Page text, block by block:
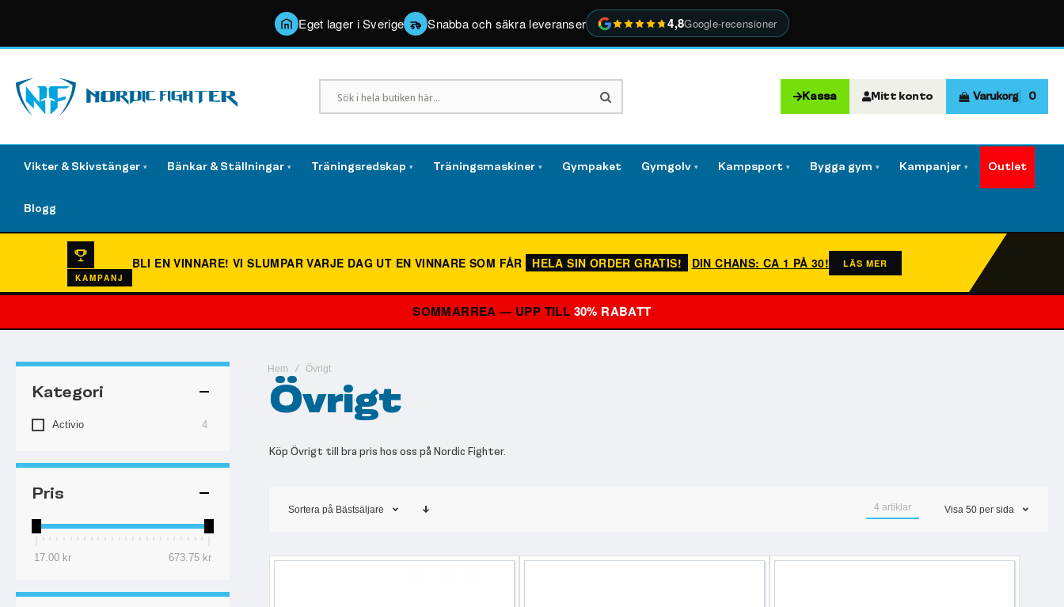
Eget lager i Sverige Snabba och säkra leveranser 4,8Google-recensioner
Kassa Mitt konto Varukorg 0
Vikter & Skivstänger ▾ Bänkar & Ställningar ▾ Träningsredskap ▾ Träningsmaskiner ▾ Gympaket Gymgolv ▾ Kampsport ▾ Bygga gym ▾ Kampanjer ▾ Outlet
Blogg
KAMPANJ
BLI EN VINNARE!VI SLUMPAR VARJE DAG UT EN VINNARE SOM FÅR HELA SIN ORDER GRATIS! DIN CHANS: CA 1 PÅ 30! LÄS MER
SOMMARREA — UPP TILL 30% RABATT
Hem Övrigt
Övrigt
Köp Övrigt till bra pris hos oss på Nordic Fighter.
Sortera på Bästsäljare 4 artiklar Visa 50 per sida
Kategori
Activio 4artiklar
Pris
17.00 kr 673.75 kr